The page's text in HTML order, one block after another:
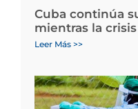
Cuba continúa
mientras la
Leer Más >>